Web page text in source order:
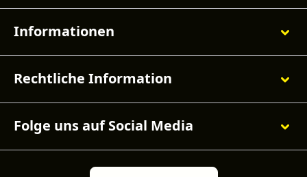
Informationen
Rechtliche Information
Folge uns auf Social Media